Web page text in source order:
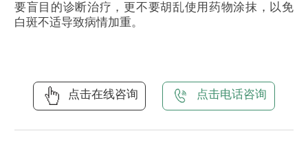
要盲目的诊断治疗，更不要胡乱使用药物涂抹，以免
白斑不适导致病情加重。
点击在线咨询 点击电话咨询